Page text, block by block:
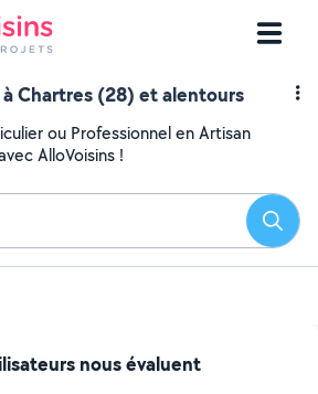
Chartres (28) et alentours
ou Professionnel en Artisan
AlloVoisins !
nous évaluent